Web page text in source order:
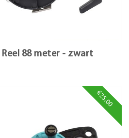
Reel 88 meter - zwart
€25,00